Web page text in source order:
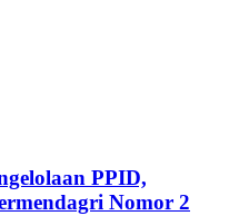
PPID,
Nomor 2